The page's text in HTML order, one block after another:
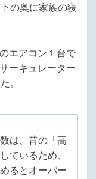
の奥に家族の寝
エアコン１台で
ーキュレーター
。
は、昔の「高
ているため、
るとオーバー